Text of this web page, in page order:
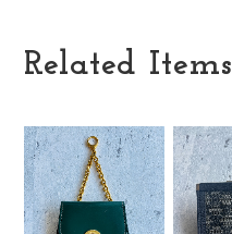
Related Items